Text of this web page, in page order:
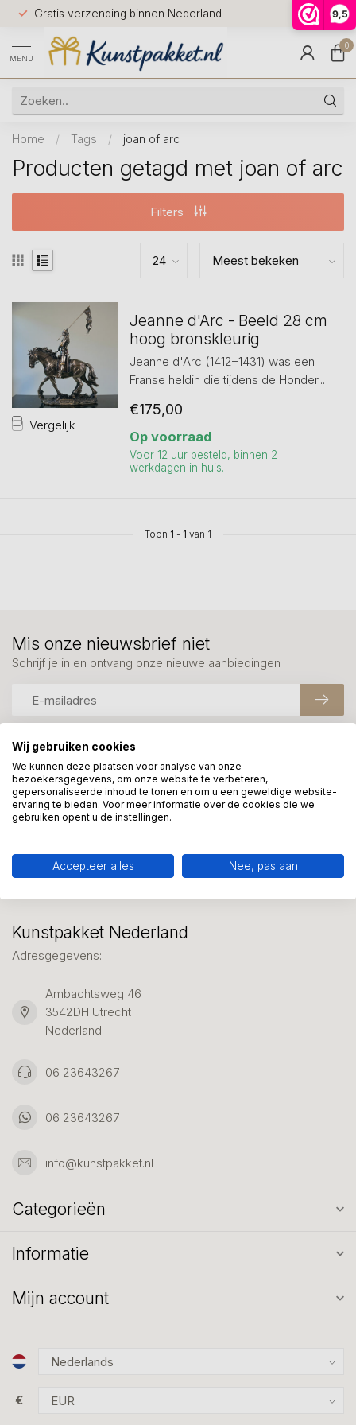
9,5
Gratis verzending binnen Nederland
Voor
huis
9.5
MENU
0
Home / Tags / joan of arc
Producten getagd met joan of arc
Filters
Vergelijk
Jeanne d'Arc - Beeld 28 cm
hoog bronskleurig
Jeanne d'Arc (1412–1431) was een
Franse heldin die tijdens de Honder...
€175,00
Op voorraad
Voor 12 uur besteld, binnen 2
werkdagen in huis.
Toon 1 - 1 van 1
Meer informatie?
We helpen graag met uw keuze of geven advies, bel of app
ons 7 dagen per week: 06-23643267
Mis onze nieuwsbrief niet
Schrijf je in en ontvang onze nieuwe aanbiedingen
Kunstpakket Nederland
Adresgegevens:
Ambachtsweg 46
3542DH Utrecht
Nederland
06 23643267
06 23643267
info@kunstpakket.nl
Categorieën
Informatie
Mijn account
€
Wij gebruiken cookies
We kunnen deze plaatsen voor analyse van onze
bezoekersgegevens, om onze website te verbeteren,
gepersonaliseerde inhoud te tonen en om u een geweldige website-
ervaring te bieden. Voor meer informatie over de cookies die we
gebruiken opent u de instellingen.
Accepteer alles Nee, pas aan